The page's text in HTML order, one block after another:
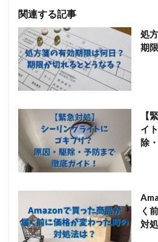
関連する記事
処
期
【
イ
除
く
対